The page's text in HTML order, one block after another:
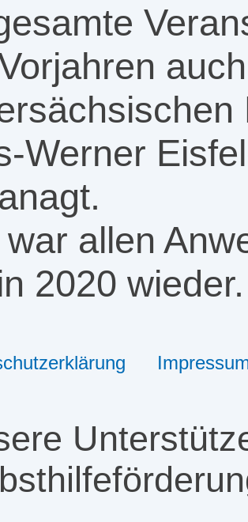
Werner
war allen
2020 wieder.